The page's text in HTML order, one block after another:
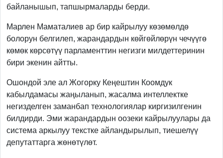
байланышып, тапшырмаларды берди.
Марлен Маматалиев ар бир кайрылуу көзөмөлдө
болорун белгилеп, жарандардын көйгөйлөрүн чечүүгө
көмөк көрсөтүү парламенттин негизги милдеттеринин
бири экенин айтты.
Ошондой эле ал Жогорку Кеңештин Коомдук
кабылдамасы жаңыланып, жасалма интеллектке
негизделген заманбап технологиялар киргизилгенин
билдирди. Эми жарандардын оозеки кайрылуулары да
система аркылуу текстке айландырылып, тиешелүү
депутаттарга жөнөтүлөт.